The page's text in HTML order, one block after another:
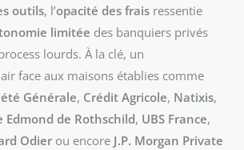
outils, l’opacité des frais ressentie
limitée des banquiers privés
lourds. À la clé, un
face aux maisons établies comme
Générale, Crédit Agricole, Natixis,
Edmond de Rothschild, UBS France,
Odier ou encore J.P. Morgan Private